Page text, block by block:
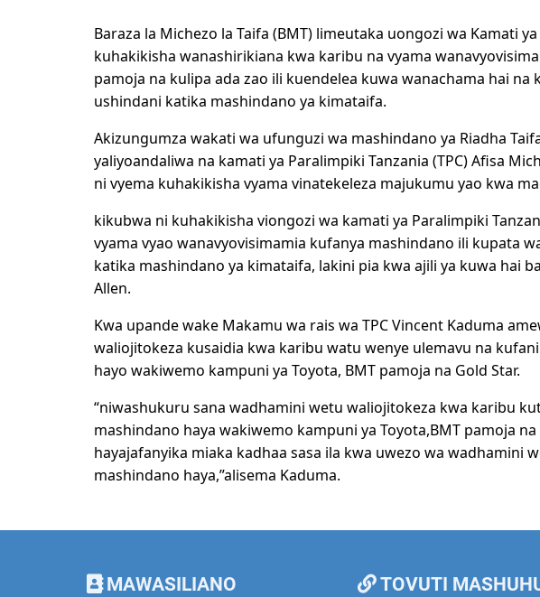
Baraza la Michezo la Taifa (BMT) limeutaka uongozi wa Kamati
kuhakikisha wanashirikiana kwa karibu na vyama
pamoja na kulipa ada zao ili kuendelea kuwa wanachama hai na
ushindani katika mashindano ya kimataifa.
Akizungumza wakati wa ufunguzi wa mashindano ya Riadha
yaliyoandaliwa na kamati ya Paralimpiki Tanzania (TPC) Afisa
ni vyema kuhakikisha vyama vinatekeleza majukumu yao kwa
kikubwa ni kuhakikisha viongozi wa kamati ya Paralimpiki
vyama vyao wanavyovisimamia kufanya mashindano ili kupata
katika mashindano ya kimataifa, lakini pia kwa ajili ya kuwa hai
Allen.
Kwa upande wake Makamu wa rais wa TPC Vincent Kaduma
waliojitokeza kusaidia kwa karibu watu wenye ulemavu na
hayo wakiwemo kampuni ya Toyota, BMT pamoja na Gold Star.
“niwashukuru sana wadhamini wetu waliojitokeza kwa karibu
mashindano haya wakiwemo kampuni ya Toyota,BMT pamoja
hayajafanyika miaka kadhaa sasa ila kwa uwezo wa wadhamini
mashindano haya,”alisema Kaduma.
MAWASILIANO TOVUTI